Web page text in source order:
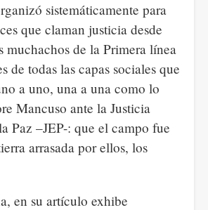
sistemáticamente para
que claman justicia desde
muchachos de la Primera línea
de todas las capas sociales que
a uno, una a una como lo
Mancuso ante la Justicia
Paz –JEP-: que el campo fue
arrasada por ellos, los
en su artículo exhibe